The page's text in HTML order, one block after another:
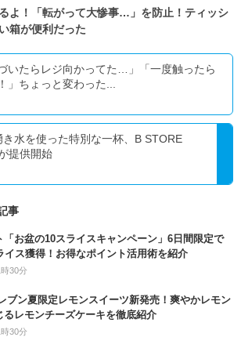
よ！「転がって大惨事…」を防止！ティッシ
箱が便利だった
づいたらレジ向かってた…」「一度触ったら
」ちょっと変わった...
き水を使った特別な一杯、B STORE
提供開始
事
「お盆の10スライスキャンペーン」6日間限定で
イス獲得！お得なポイント活用術を紹介
30分
ブン夏限定レモンスイーツ新発売！爽やかレモン
るレモンチーズケーキを徹底紹介
30分